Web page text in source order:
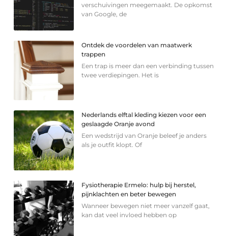
verschuivingen meegemaakt. De opkomst
van Google, de
Ontdek de voordelen van maatwerk
trappen
Een trap is meer dan een verbinding tussen
twee verdiepingen. Het is
Nederlands elftal kleding kiezen voor een
geslaagde Oranje avond
Een wedstrijd van Oranje beleef je anders
als je outfit klopt. Of
Fysiotherapie Ermelo: hulp bij herstel,
pijnklachten en beter bewegen
Wanneer bewegen niet meer vanzelf gaat,
kan dat veel invloed hebben op